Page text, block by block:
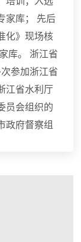
家库； 先后
化》现场核
库。 浙江省
参加浙江省
江省水利厅
员会组织的
政府督察组